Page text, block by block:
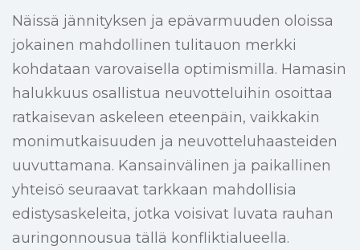
Näissä jännityksen ja epävarmuuden oloissa
jokainen mahdollinen tulitauon merkki
kohdataan varovaisella optimismilla. Hamasin
halukkuus osallistua neuvotteluihin osoittaa
ratkaisevan askeleen eteenpäin, vaikkakin
monimutkaisuuden ja neuvotteluhaasteiden
uuvuttamana. Kansainvälinen ja paikallinen
yhteisö seuraavat tarkkaan mahdollisia
edistysaskeleita, jotka voisivat luvata rauhan
auringonnousua tällä konfliktialueella.